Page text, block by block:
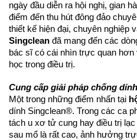
ngày đầu diễn ra hội nghị, gian
điểm đến thu hút đông đảo
thiết kế hiện đại, chuyên nghiệp
Singclean đã mang đến các
bác sĩ có cái nhìn trực quan
học trong điều trị.
Cung cấp giải pháp chống
Một trong những điểm nhấn tại
dính Singclean®. Trong các ca
tách u xơ tử cung hay điều trị
sau mổ là rất cao, ảnh hưởng